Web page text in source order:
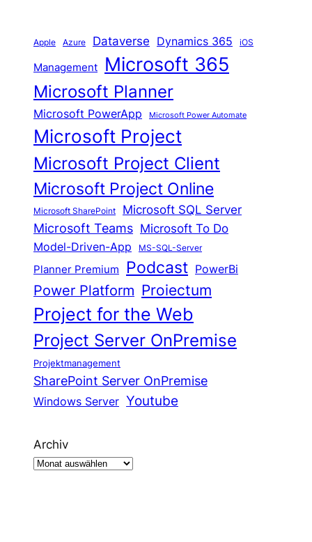
Apple Azure Dataverse Dynamics 365 iOS
Management Microsoft 365
Microsoft Planner
Microsoft PowerApp Microsoft Power Automate
Microsoft Project
Microsoft Project Client
Microsoft Project Online
Microsoft SharePoint Microsoft SQL Server
Microsoft Teams Microsoft To Do
Model-Driven-App MS-SQL-Server
Planner Premium Podcast PowerBi
Power Platform Proiectum
Project for the Web
Project Server OnPremise
Projektmanagement
SharePoint Server OnPremise
Windows Server Youtube
Archiv